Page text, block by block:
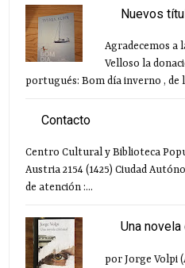
Nuevos
Agradecemos a
Velloso la
portugués: Bom día inverno , de
Contacto
Centro Cultural y Biblioteca
Austria 2154 (1425) Ciudad
de atención :...
Una novela
por Jorge Volpi